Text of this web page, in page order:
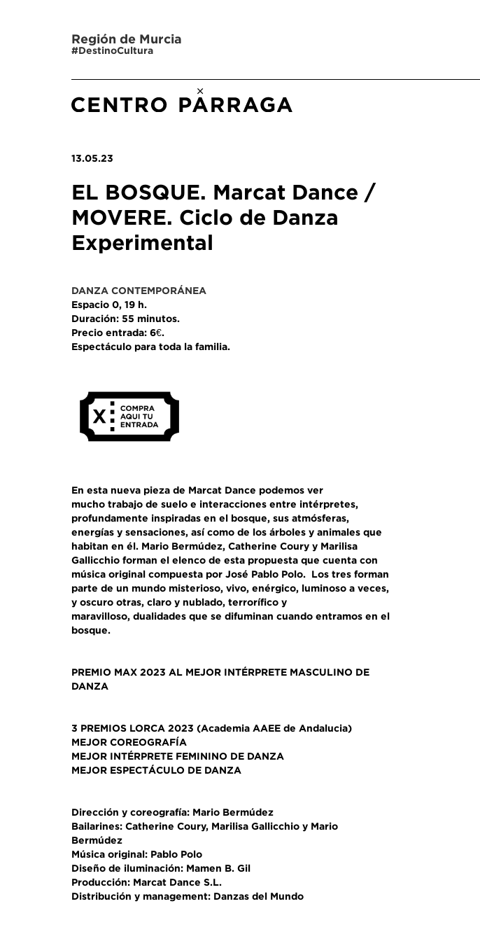
Región de Murcia
#DestinoCultura
13.05.23
EL BOSQUE. Marcat Dance /
MOVERE. Ciclo de Danza
Experimental
DANZA CONTEMPORÁNEA
Espacio 0, 19 h.
Duración: 55 minutos.
Precio entrada: 6€.
Espectáculo para toda la familia.
En esta nueva pieza de Marcat Dance podemos ver
mucho trabajo de suelo e interacciones entre intérpretes,
profundamente inspiradas en el bosque, sus atmósferas,
energías y sensaciones, así como de los árboles y animales que
habitan en él. Mario Bermúdez, Catherine Coury y Marilisa
Gallicchio forman el elenco de esta propuesta que cuenta con
música original compuesta por José Pablo Polo. Los tres forman
parte de un mundo misterioso, vivo, enérgico, luminoso a veces,
y oscuro otras, claro y nublado, terrorífico y
maravilloso, dualidades que se difuminan cuando entramos en el
bosque.
PREMIO MAX 2023 AL MEJOR INTÉRPRETE MASCULINO DE
DANZA
3 PREMIOS LORCA 2023 (Academia AAEE de Andalucia)
MEJOR COREOGRAFÍA
MEJOR INTÉRPRETE FEMININO DE DANZA
MEJOR ESPECTÁCULO DE DANZA
Dirección y coreografía: Mario Bermúdez
Bailarines: Catherine Coury, Marilisa Gallicchio y Mario
Bermúdez
Música original: Pablo Polo
Diseño de iluminación: Mamen B. Gil
Producción: Marcat Dance S.L.
Distribución y management: Danzas del Mundo